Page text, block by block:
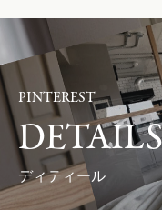
PINTEREST
DETAILS
ディティール